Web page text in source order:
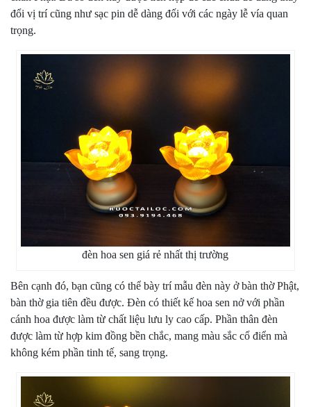
đổi vị trí cũng như sạc pin dễ dàng đối với các ngày lễ vía quan
trọng.
đèn hoa sen giá rẻ nhất thị trường
Bên cạnh đó, bạn cũng có thể bày trí mẫu đèn này ở bàn thờ Phật,
bàn thờ gia tiên đều được. Đèn có thiết kế hoa sen nở với phần
cánh hoa được làm từ chất liệu lưu ly cao cấp. Phần thân đèn
được làm từ hợp kim đồng bền chắc, mang màu sắc cổ điển mà
không kém phần tinh tế, sang trọng.